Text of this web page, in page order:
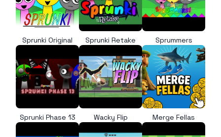
Sprunki Original Sprunki Retake Sprummers
Sprunki Phase 13 Wacky Flip Merge Fellas